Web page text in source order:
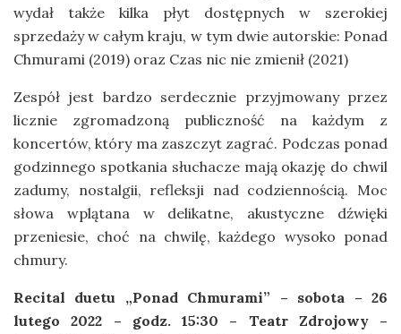
wydał także kilka płyt dostępnych w szerokiej
sprzedaży w całym kraju, w tym dwie autorskie: Ponad
Chmurami (2019) oraz Czas nic nie zmienił (2021)
Zespół jest bardzo serdecznie przyjmowany przez
licznie zgromadzoną publiczność na każdym z
koncertów, który ma zaszczyt zagrać. Podczas ponad
godzinnego spotkania słuchacze mają okazję do chwil
zadumy, nostalgii, refleksji nad codziennością. Moc
słowa wplątana w delikatne, akustyczne dźwięki
przeniesie, choć na chwilę, każdego wysoko ponad
chmury.
Recital duetu „Ponad Chmurami” – sobota – 26
lutego 2022 – godz. 15:30 – Teatr Zdrojowy –